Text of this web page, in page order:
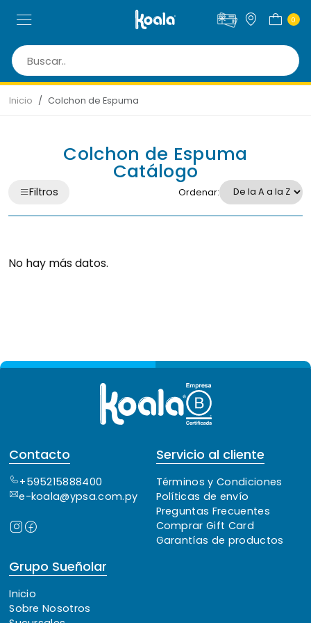
0
Inicio Colchon de Espuma
Colchon de Espuma
Catálogo
Filtros Ordenar:
No hay más datos.
Contacto
+595215888400
e-koala@ypsa.com.py
Servicio al cliente
Términos y Condiciones
Políticas de envío
Preguntas Frecuentes
Comprar Gift Card
Garantías de productos
Grupo Sueñolar
Inicio
Sobre Nosotros